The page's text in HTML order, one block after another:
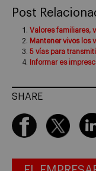
Post
Valores familiares,
Mantener vivos los
5 vías para
Informar es
SHARE